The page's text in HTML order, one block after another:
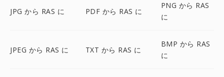
JPG から RAS に PDF から RAS に
PNG から RAS
に
JPEG から RAS に TXT から RAS に
BMP から RAS
に